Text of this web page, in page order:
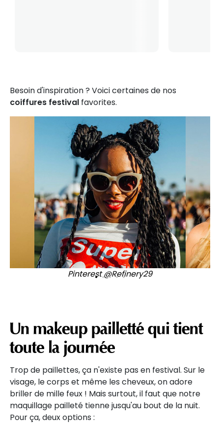
Besoin d'inspiration ? Voici certaines de nos
coiffures festival favorites.
Pinterest @Refinery29
Un makeup pailletté qui tient
toute la journée
Trop de paillettes, ça n'existe pas en festival. Sur le
visage, le corps et même les cheveux, on adore
briller de mille feux ! Mais surtout, il faut que notre
maquillage pailleté tienne jusqu'au bout de la nuit.
Pour ça, deux options :